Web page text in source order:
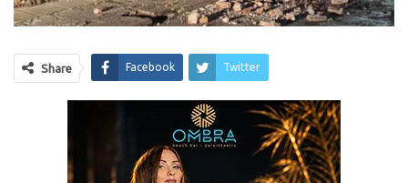
Share Facebook Twitter